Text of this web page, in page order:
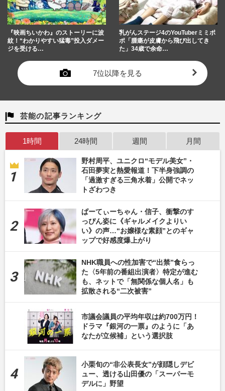
『映画ちいかわ』のストーリーに波
紋！“わかりやすい猛毒”投入ダメー
ジを受ける…
乳がんステージ4のYouTuberミミポ
ポ「腫瘍が皮膚から飛び出してき
た」34歳で余命…
7位以降を見る
芸能の記事ランキング
1時間 24時間 週間 月間
野村周平、ユニクロ“モデル美女”・
石田夢実と熱愛報道！下半身強調の
「過激すぎる三角水着」公開でネッ
トざわつき
ぱーてぃーちゃん・信子、衝撃のす
っぴん姿に《ギャルメイクよりい
い》の声…“お嬢様な素顔”とのギャ
ップで好感度爆上がり
NHK職員への性加害で“出禁”食らっ
た〈5年前の番組出演者〉特定が進む
も、ネットで「無関係な個人名」も
拡散される“二次被害”
市議会議員の平均年収は約700万円！
ドラマ『銀河の一票』のように「あ
なたが立候補」という選択肢
小栗旬の“非公表長女”が顔隠しデビ
ュー、透ける山田優の「スーパーモ
デルに」野望